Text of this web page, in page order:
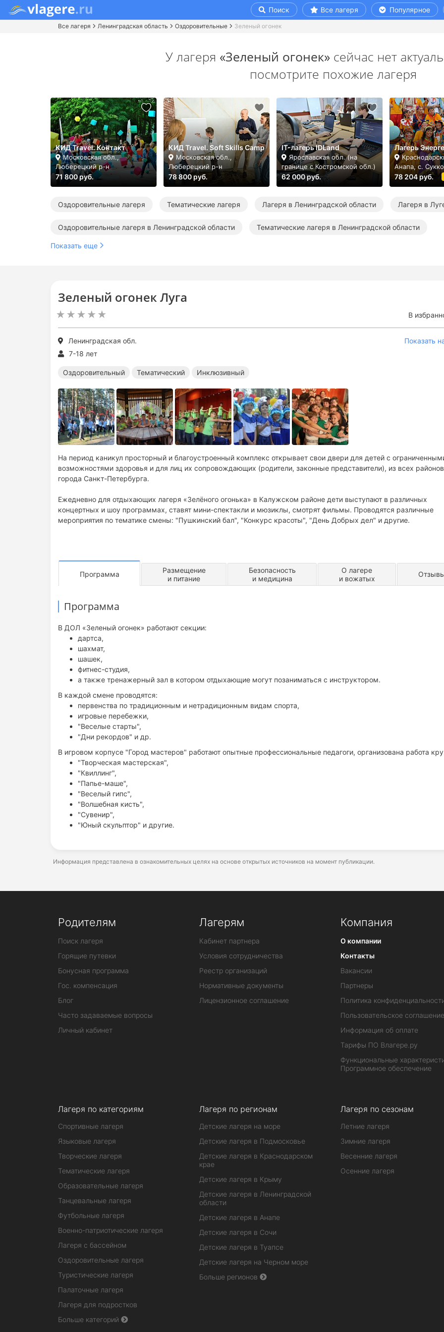
Поиск Все лагеря Популярное
Все лагеря Ленинградская область Оздоровительные Зеленый огонек
Зеленый огонек Луга
В
Ленинградская обл.
Показать
7-18 лет
Оздоровительный Тематический Инклюзивный
На период каникул просторный и благоустроенный комплекс открывает свои двери для детей с
возможностями здоровья и для лиц их сопровождающих (родители, законные представители), из всех районов
города Санкт-Петербурга.
Ежедневно для отдыхающих лагеря «Зелёного огонька» в Калужском районе дети выступают в различных
концертных и шоу программах, ставят мини-спектакли и мюзиклы, смотрят фильмы. Проводятся различные
мероприятия по тематике смены: "Пушкинский бал", "Конкурс красоты", "День Добрых дел" и другие.
Программа
Размещение
и питание
Безопасность
и медицина
О лагере
и вожатых
Программа
В ДОЛ «Зеленый огонек» работают секции:
дартса,
шахмат,
шашек,
фитнес-студия,
а также тренажерный зал в котором отдыхающие могут позаниматься с инструктором.
В каждой смене проводятся:
первенства по традиционным и нетрадиционным видам спорта,
игровые перебежки,
"Веселые старты",
"Дни рекордов" и др.
В игровом корпусе "Город мастеров" работают опытные профессиональные педагоги, организована работа
"Творческая мастерская",
"Квиллинг",
"Папье-маше",
"Веселый гипс",
"Волшебная кисть",
"Сувенир",
"Юный скульптор" и другие.
Информация представлена в ознакомительных целях на основе открытых источников на момент публикации.
У лагеря «Зеленый огонек» сейчас нет
посмотрите похожие лагеря
КИД Travel. Контакт
Московская обл.,
Люберецкий р-н
71 800 руб.
КИД Travel. Soft Skills Camp
Московская обл.,
Люберецкий р-н
78 800 руб.
IT-лагерь IDLand
Ярославская обл. (на
границе с Костромской обл.)
62 000 руб.
Лагерь
Анапа, с. Сукко
78 204 руб.
Оздоровительные лагеря Тематические лагеря Лагеря в Ленинградской области Лагеря в
Оздоровительные лагеря в Ленинградской области Тематические лагеря в Ленинградской области
Показать еще
Родителям
Поиск лагеря
Горящие путевки
Бонусная программа
Гос. компенсация
Блог
Часто задаваемые вопросы
Личный кабинет
Лагерям
Кабинет партнера
Условия сотрудничества
Реестр организаций
Нормативные документы
Лицензионное соглашение
Компания
О компании
Контакты
Вакансии
Партнеры
Политика
Пользовательское соглашение
Информация об оплате
Тарифы ПО Влагере.ру
Функциональные
Программное обеспечение
Лагеря по категориям
Спортивные лагеря
Языковые лагеря
Творческие лагеря
Тематические лагеря
Образовательные лагеря
Танцевальные лагеря
Футбольные лагеря
Военно-патриотические лагеря
Лагеря с бассейном
Оздоровительные лагеря
Туристические лагеря
Палаточные лагеря
Лагеря для подростков
Больше категорий
Лагеря по регионам
Детские лагеря на море
Детские лагеря в Подмосковье
Детские лагеря в Краснодарском
крае
Детские лагеря в Крыму
Детские лагеря в Ленинградской
области
Детские лагеря в Анапе
Детские лагеря в Сочи
Детские лагеря в Туапсе
Детские лагеря на Черном море
Больше регионов
Лагеря по сезонам
Летние лагеря
Зимние лагеря
Весенние лагеря
Осенние лагеря